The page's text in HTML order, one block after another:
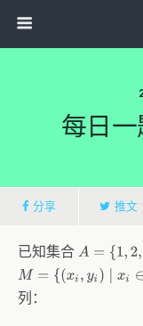
每日
分享 推文
已知集合 A= {1 2 3, 4,5
M= {(x ,y i)∣x i∈A i∈ A}
列：